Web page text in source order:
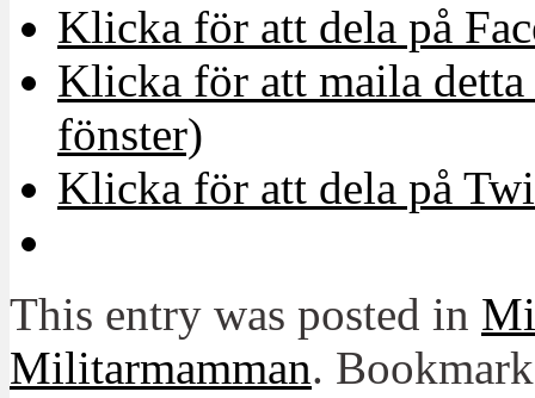
Klicka för att dela på
Klicka för att maila
fönster)
Klicka för att dela på
This entry was posted in
Militarmamman.